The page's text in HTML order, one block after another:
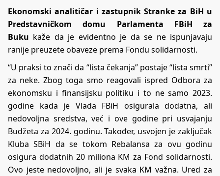
Ekonomski analitičar i zastupnik Stranke za BiH u
Predstavničkom domu Parlamenta FBiH za
Buku kaže da je evidentno je da se ne ispunjavaju
ranije preuzete obaveze prema Fondu solidarnosti.
“U praksi to znači da “lista čekanja” postaje “lista smrti”
za neke. Zbog toga smo reagovali ispred Odbora za
ekonomsku i finansijsku politiku i to ne samo 2023.
godine kada je Vlada FBiH osigurala dodatna, ali
nedovoljna sredstva, već i ove godine pri usvajanju
Budžeta za 2024. godinu. Također, usvojen je zaključak
Kluba SBiH da se tokom Rebalansa za ovu godinu
osigura dodatnih 20 miliona KM za Fond solidarnosti.
Ovo jeste nedovoljno, ali je svaka KM važna. Ured za